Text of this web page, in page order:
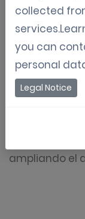
¿Qué es
QR?
El marketing
escaneables
y digitales.
interactivos,
ampliando el
collected
you can
personal
Legal Notice